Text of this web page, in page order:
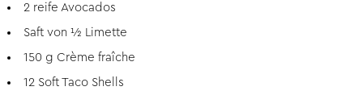
2 reife Avocados
Saft von ½ Limette
150 g Crème fraîche
12 Soft Taco Shells